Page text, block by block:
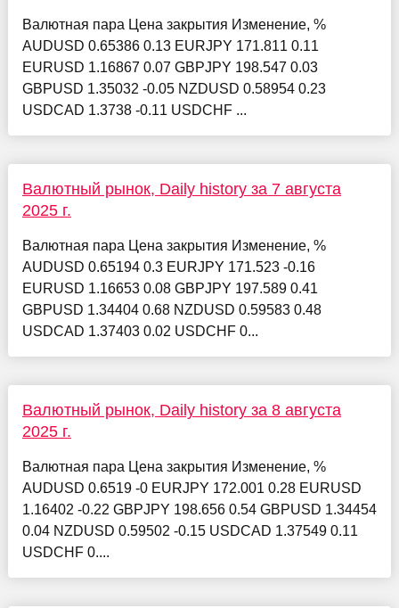
Валютная пара Цена закрытия Изменение, %
AUDUSD 0.65386 0.13 EURJPY 171.811 0.11
EURUSD 1.16867 0.07 GBPJPY 198.547 0.03
GBPUSD 1.35032 -0.05 NZDUSD 0.58954 0.23
USDCAD 1.3738 -0.11 USDCHF ...
Валютный рынок, Daily history за 7 августа
2025 г.
Валютная пара Цена закрытия Изменение, %
AUDUSD 0.65194 0.3 EURJPY 171.523 -0.16
EURUSD 1.16653 0.08 GBPJPY 197.589 0.41
GBPUSD 1.34404 0.68 NZDUSD 0.59583 0.48
USDCAD 1.37403 0.02 USDCHF 0...
Валютный рынок, Daily history за 8 августа
2025 г.
Валютная пара Цена закрытия Изменение, %
AUDUSD 0.6519 -0 EURJPY 172.001 0.28 EURUSD
1.16402 -0.22 GBPJPY 198.656 0.54 GBPUSD 1.34454
0.04 NZDUSD 0.59502 -0.15 USDCAD 1.37549 0.11
USDCHF 0....